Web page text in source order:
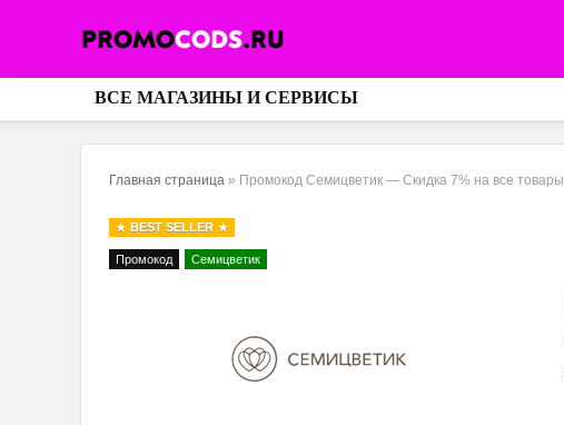
ВСЕ МАГАЗИНЫ И СЕРВИСЫ
Главная страница » Промокод Семицветик — Скидка 7% на все товары
BEST SELLER
Промокод Семицветик